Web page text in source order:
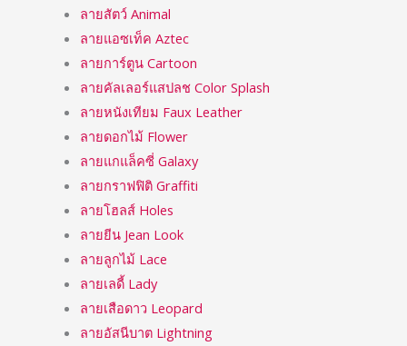
ลายสัตว์ Animal
ลายแอซเท็ค Aztec
ลายการ์ตูน Cartoon
ลายคัลเลอร์แสปลช Color Splash
ลายหนังเทียม Faux Leather
ลายดอกไม้ Flower
ลายแกแล็คซี่ Galaxy
ลายกราฟฟิติ Graffiti
ลายโฮลส์ Holes
ลายยีน Jean Look
ลายลูกไม้ Lace
ลายเลดี้ Lady
ลายเสือดาว Leopard
ลายอัสนีบาต Lightning